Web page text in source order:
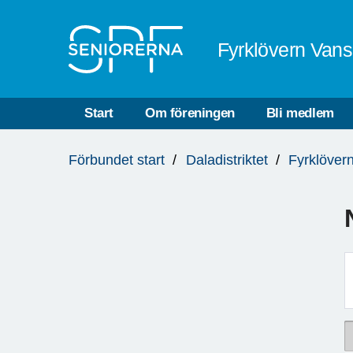
Fyrklövern
Start Om föreningen Bli medlem
är
Förbundet start Daladistriktet